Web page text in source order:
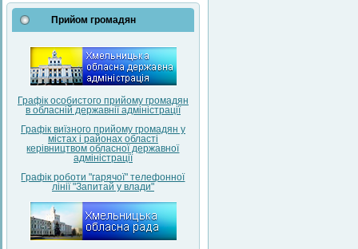
Прийом громадян
Графік особистого прийому громадян
в обласній державнії адміністрації
Графік виїзного прийому громадян у
містах і районах області
керівництвом обласної державної
адміністрації
Графік роботи "гарячої" телефонної
лінії "Запитай у влади"